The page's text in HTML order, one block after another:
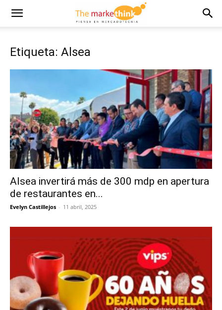
Etiqueta: Alsea
Alsea invertirá más de 300 mdp en apertura
de restaurantes en...
Evelyn Castillejos - 11 abril, 2025